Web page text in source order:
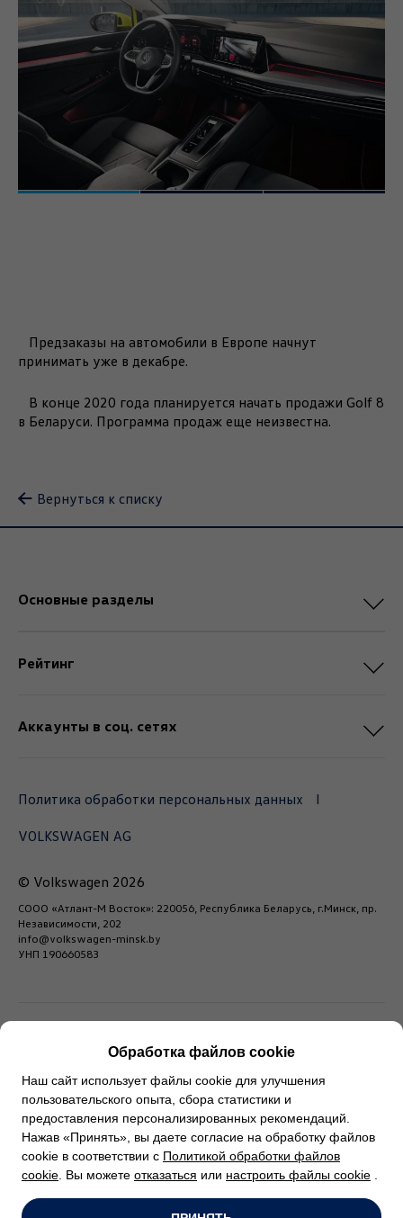
Предзаказы на автомобили в Европе начнут
принимать уже в декабре.
В конце 2020 года планируется начать продажи Golf 8
в Беларуси. Программа продаж еще неизвестна.
Вернуться к списку
Основные разделы
Рейтинг
Аккаунты в соц. сетях
Политика обработки персональных данных
VOLKSWAGEN AG
© Volkswagen 2026
СООО «Атлант-М Восток»: 220056, Республика Беларусь, г.Минск, пр.
Независимости, 202
info@volkswagen-minsk.by
УНП 190660583
* Любая информация, содержащаяся на настоящем
сайте, носит исключительно справочный характер и ни
при каких обстоятельствах не может быть расценена
как публичная оферта.
Обработка файлов cookie
Наш сайт использует файлы cookie для улучшения
пользовательского опыта, сбора статистики и
предоставления персонализированных рекомендаций.
Нажав «Принять», вы даете согласие на обработку файлов
cookie в соответствии с Политикой обработки файлов
cookie . Вы можете отказаться или настроить файлы cookie